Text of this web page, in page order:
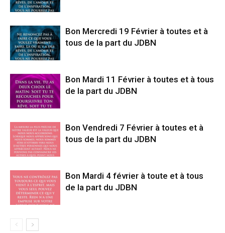
Bon Mercredi 19 Février à toutes et à
tous de la part du JDBN
Bon Mardi 11 Février à toutes et à tous
de la part du JDBN
Bon Vendredi 7 Février à toutes et à
tous de la part du JDBN
Bon Mardi 4 février à toute et à tous
de la part du JDBN